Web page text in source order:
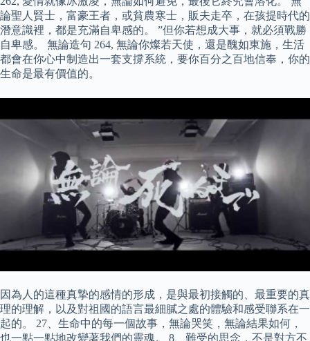
論聖人賢士，富豪王者，或貧農寒士，販夫走卒，在孩提時代的
潛意識裡，都是充滿自卑感的。 ”但你若想成大事，就必須戰勝
自卑感。 無論造句 264, 無論你燦若天使，還是醜如東施，生活
都會在你心中制造出一套支撐系統，要你百分之百地信奉，你的
生命是最有價值的。
因為人的這種真摯的感情的形成，是與最初接觸的、最重要的真
理的理解，以及對祖國的語言最細膩之處的體驗和感受聯系在一
起的。 27、生命中的每一個故事，無論哭笑，無論結果如何，
也一點一點地改變著我們的靈魂。 8、難受的思念，不是對方不